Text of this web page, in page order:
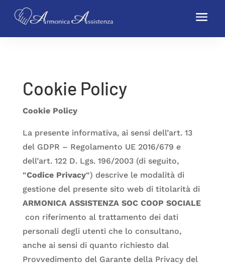
Cookie Policy
Cookie Policy
La presente informativa, ai sensi dell’art. 13
del GDPR – Regolamento UE 2016/679 e
dell’art. 122 D. Lgs. 196/2003 (di seguito,
“Codice Privacy“) descrive le modalità di
gestione del presente sito web di titolarità di
ARMONICA ASSISTENZA SOC COOP SOCIALE
con riferimento al trattamento dei dati
personali degli utenti che lo consultano,
anche ai sensi di quanto richiesto dal
Provvedimento del Garante della Privacy del